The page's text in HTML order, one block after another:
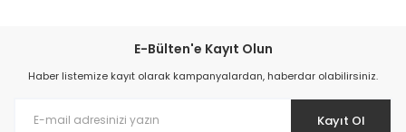
E-Bülten'e Kayıt Olun
Haber listemize kayıt olarak kampanyalardan, haberdar olabilirsiniz.
Kayıt Ol